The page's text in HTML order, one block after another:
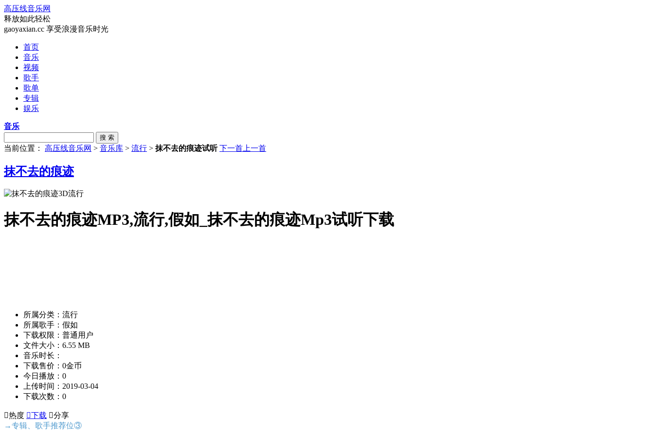
高压线音乐网
释放如此轻松
gaoyaxian.cc 享受浪漫音乐时光
首页
音乐
视频
歌手
歌单
专辑
娱乐
音乐
搜 索
当前位置： 高压线音乐网 > 音乐库 > 流行 > 抹不去的痕迹试听 下一首 上一首
抹不去的痕迹
抹不去的痕迹MP3,流行,假如_抹不去的痕迹Mp3试听下载
所属分类：流行
所属歌手：假如
下载权限：普通用户
文件大小：6.55 MB
音乐时长：
下载售价：0金币
今日播放：0
上传时间：2019-03-04
下载次数：0
热度 下载 分享
→专辑、歌手推荐位③